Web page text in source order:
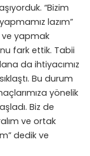
“Bizim
lazım”
ve yapmak
fark ettik. Tabii
da ihtiyacımız
Bu durum
yönelik
Biz de
ve ortak
dedik ve